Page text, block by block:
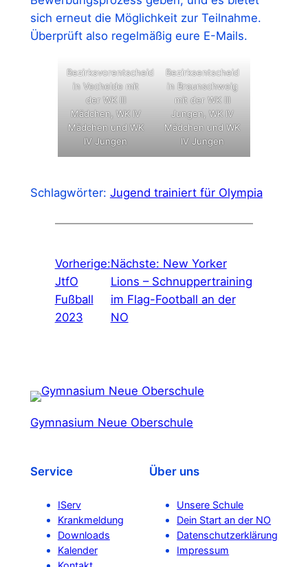
sich erneut die Möglichkeit zur Teilnahme.
Überprüft also regelmäßig eure E-Mails.
Bezirksvorentscheid
in Vechelde mit
der WK III
Mädchen, WK IV
Mädchen und WK
IV Jungen
Bezirksentscheid
in Braunschweig
mit der WK III
Jungen, WK IV
Mädchen und WK
IV Jungen
Schlagwörter: Jugend trainiert für Olympia
Vorherige:
JtfO
Fußball
2023
Nächste: New Yorker
Lions – Schnuppertraining
im Flag-Football an der
NO
Gymnasium Neue Oberschule
Service
IServ
Krankmeldung
Downloads
Kalender
Über uns
Unsere Schule
Dein Start an der NO
Datenschutzerklärung
Impressum